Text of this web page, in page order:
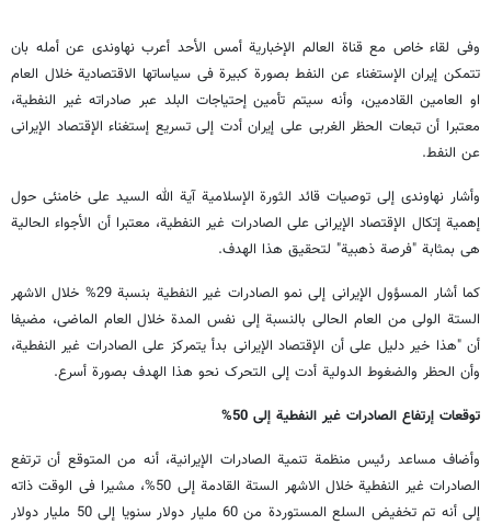
وفی لقاء خاص مع قناة العالم الإخباریة أمس الأحد أعرب نهاوندی عن أمله بان
تتمکن إیران الإستغناء عن النفط بصورة کبیرة فی سیاساتها الاقتصادیة خلال العام
او العامین القادمین، وأنه سیتم تأمین إحتیاجات البلد عبر صادراته غیر النفطیة،
معتبرا أن تبعات الحظر الغربی على إیران أدت إلى تسریع إستغناء الإقتصاد الإیرانی
عن النفط.
وأشار نهاوندی إلى توصیات قائد الثورة الإسلامیة آیة الله السید علی خامنئی حول
إهمیة إتکال الإقتصاد الإیرانی على الصادرات غیر النفطیة، معتبرا أن الأجواء الحالیة
هی بمثابة "فرصة ذهبیة" لتحقیق هذا الهدف.
کما أشار المسؤول الإیرانی إلى نمو الصادرات غیر النفطیة بنسبة 29% خلال الاشهر
الستة الولى من العام الحالی بالنسبة إلى نفس المدة خلال العام الماضی، مضیفا
أن "هذا خیر دلیل على أن الإقتصاد الإیرانی بدأ یتمرکز على الصادرات غیر النفطیة،
وأن الحظر والضغوط الدولیة أدت إلى التحرک نحو هذا الهدف بصورة أسرع.
توقعات إرتفاع الصادرات غیر النفطیة إلى 50%
وأضاف مساعد رئیس منظمة تنمیة الصادرات الإیرانیة، أنه من المتوقع أن ترتفع
الصادرات غیر النفطیة خلال الاشهر الستة القادمة إلى 50%، مشیرا فی الوقت ذاته
إلى أنه تم تخفیض السلع المستوردة من 60 ملیار دولار سنویا إلى 50 ملیار دولار